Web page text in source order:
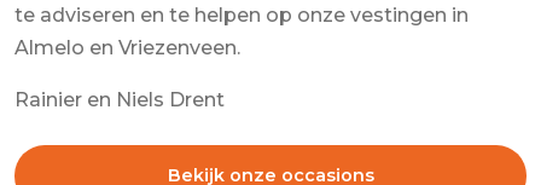
te adviseren en te helpen op onze vestingen in
Almelo en Vriezenveen.
Rainier en Niels Drent
Bekijk onze occasions